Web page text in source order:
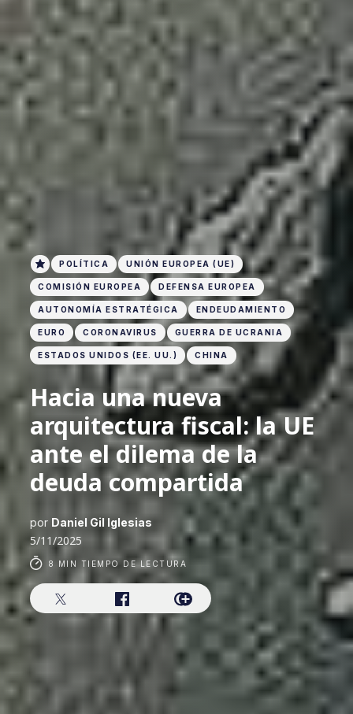
POLÍTICA UNIÓN EUROPEA (UE)
COMISIÓN EUROPEA DEFENSA EUROPEA
AUTONOMÍA ESTRATÉGICA ENDEUDAMIENTO
EURO CORONAVIRUS GUERRA DE UCRANIA
ESTADOS UNIDOS (EE. UU.) CHINA
Hacia una nueva
arquitectura fiscal: la UE
ante el dilema de la
deuda compartida
por Daniel Gil Iglesias
5/11/2025
8 MIN TIEMPO DE LECTURA